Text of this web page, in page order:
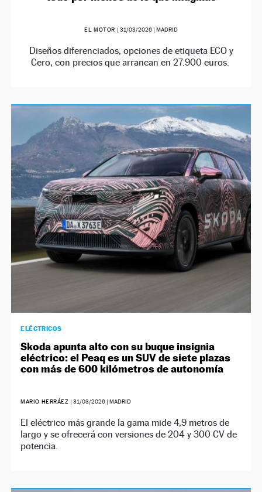
EL MOTOR | 31/03/2026| MADRID
Diseños diferenciados, opciones de etiqueta ECO y
Cero, con precios que arrancan en 27.900 euros.
ELÉCTRICOS
Skoda apunta alto con su buque insignia
eléctrico: el Peaq es un SUV de siete plazas
con más de 600 kilómetros de autonomía
MARIO HERRÁEZ |31/03/2026 | MADRID
El eléctrico más grande la gama mide 4,9 metros de
largo y se ofrecerá con versiones de 204 y 300 CV de
potencia.